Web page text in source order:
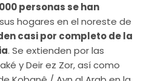
personas se han
hogares en el noreste de
casi por completo de la
. Se extienden por las
y Deir ez Zor, así como